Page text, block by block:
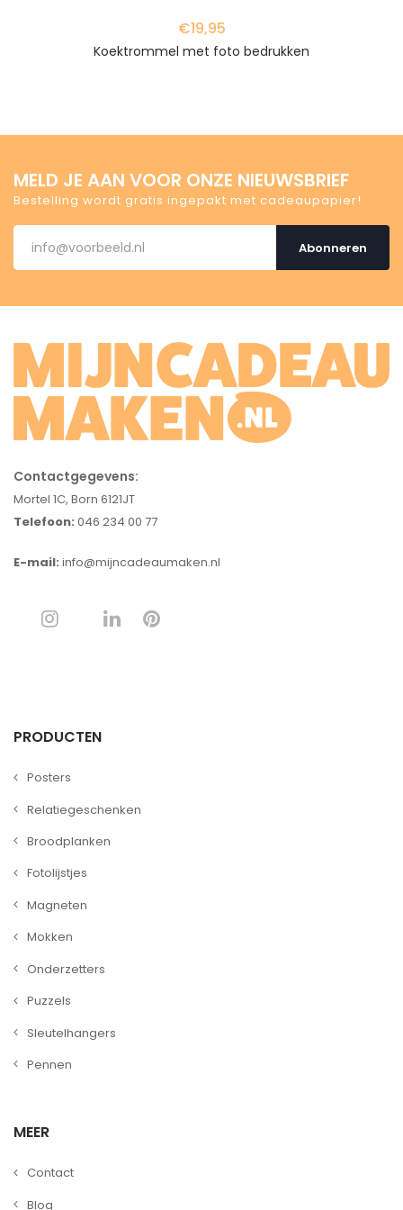
€19,95
Koektrommel met foto bedrukken
MELD JE AAN VOOR ONZE NIEUWSBRIEF
Bestelling wordt gratis ingepakt met cadeaupapier!
Contactgegevens:
Mortel 1C, Born 6121JT
Telefoon: 046 234 00 77
E-mail: info@mijncadeaumaken.nl
PRODUCTEN
Posters
Relatiegeschenken
Broodplanken
Fotolijstjes
Magneten
Mokken
Onderzetters
Puzzels
Sleutelhangers
Pennen
MEER
Contact
Blog